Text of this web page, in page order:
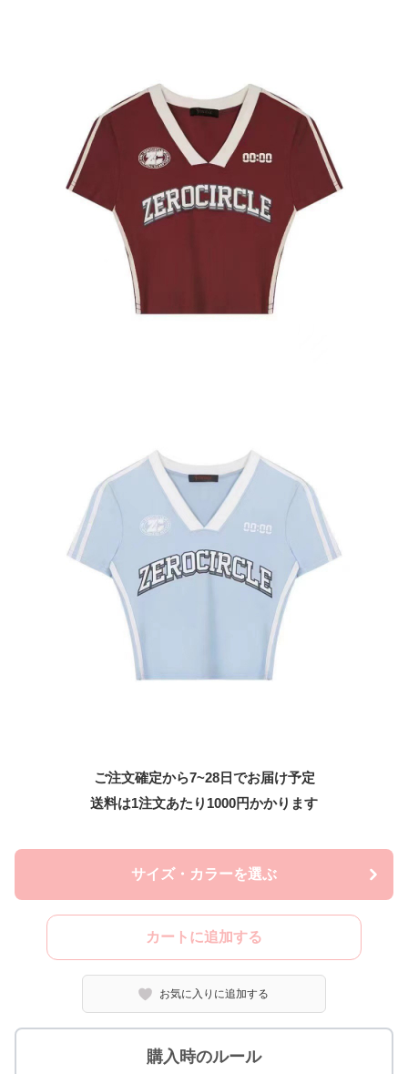
ご注文確定から7~28日でお届け予定
送料は1注文あたり 1000円かかります
サイズ・カラーを選ぶ
カートに追加する
お気に入りに追加する
購入時のルール